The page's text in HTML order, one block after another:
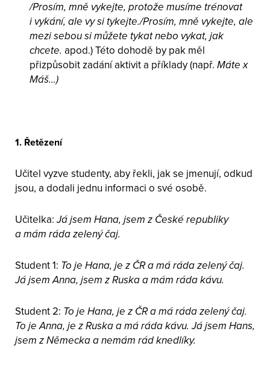
/Prosím, mně vykejte, protože musíme trénovat
i vykání, ale vy si tykejte./Prosím, mně vykejte, ale
mezi sebou si můžete tykat nebo vykat, jak
chcete. apod.) Této dohodě by pak měl
přizpůsobit zadání aktivit a příklady (např. Máte x
Máš…)
1. Řetězení
Učitel vyzve studenty, aby řekli, jak se jmenují, odkud
jsou, a dodali jednu informaci o své osobě.
Učitelka:Já jsem Hana, jsem z České republiky
a mám ráda zelený čaj.
Student 1: To je Hana, je z ČR a má ráda zelený čaj.
Já jsem Anna, jsem z Ruska a mám ráda kávu.
Student 2: To je Hana, je z ČR a má ráda zelený čaj.
To je Anna, je z Ruska a má ráda kávu. Já jsem Hans,
jsem z Německa a nemám rád knedlíky.